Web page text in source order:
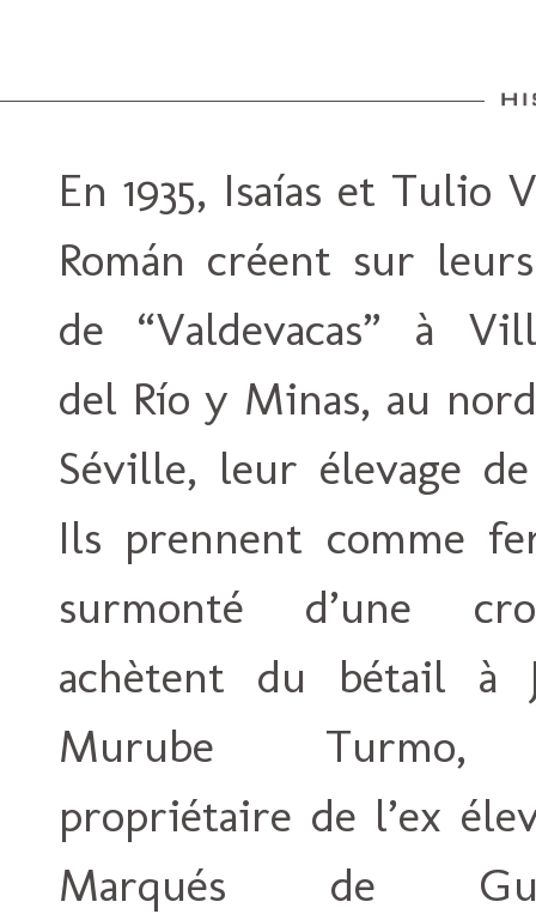
En 1935, Isaías et Tulio
Román créent sur
de “Valdevacas” à
del Río y Minas, au
Séville, leur élevage
Ils prennent comme
surmonté d’une
achètent du bétail à
Murube Turmo,
propriétaire de l’ex
Marqués de